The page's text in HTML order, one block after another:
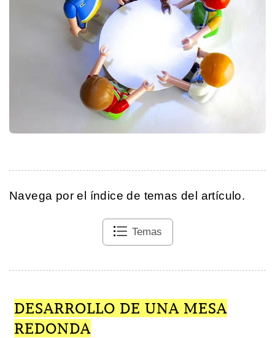
Navega por el índice de temas del artículo.
Temas
DESARROLLO DE UNA MESA
REDONDA